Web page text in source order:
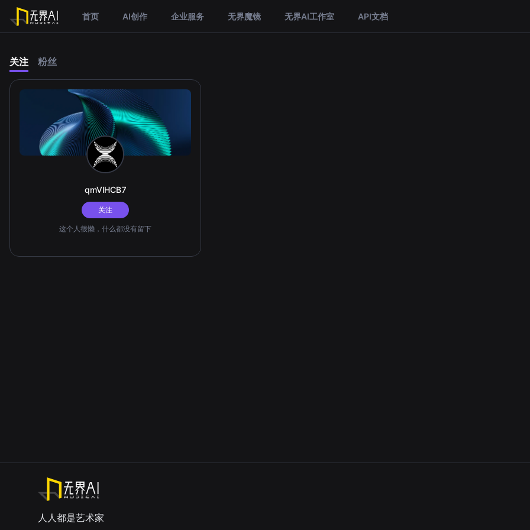
首页 AI创作 企业服务 无界魔镜 无界AI工作室 API文档
关注 粉丝
qmVlHCB7
关注
这个人很懒，什么都没有留下
人人都是艺术家